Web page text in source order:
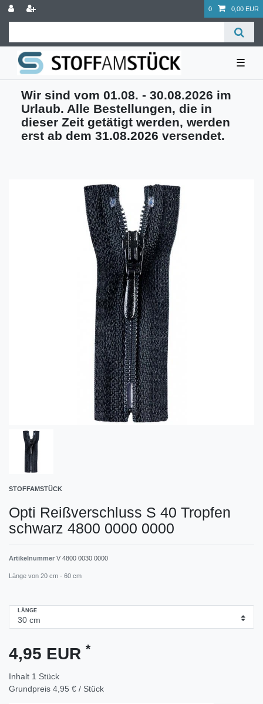
0 0,00 EUR
☰
Wir sind vom 01.08. - 30.08.2026 im
Urlaub. Alle Bestellungen, die in
dieser Zeit getätigt werden, werden
erst ab dem 31.08.2026 versendet.
STOFFAMSTÜCK
Opti Reißverschluss S 40 Tropfen
schwarz 4800 0000 0000
Artikelnummer V 4800 0030 0000
Länge von 20 cm - 60 cm
LÄNGE
4,95 EUR *
Inhalt 1 Stück
Grundpreis 4,95 € / Stück